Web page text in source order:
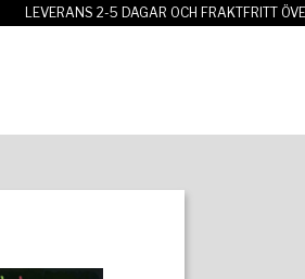
LEVERANS 2-5 DAGAR OCH FRAKTFRITT